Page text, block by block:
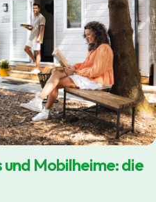
Mobilheime: die